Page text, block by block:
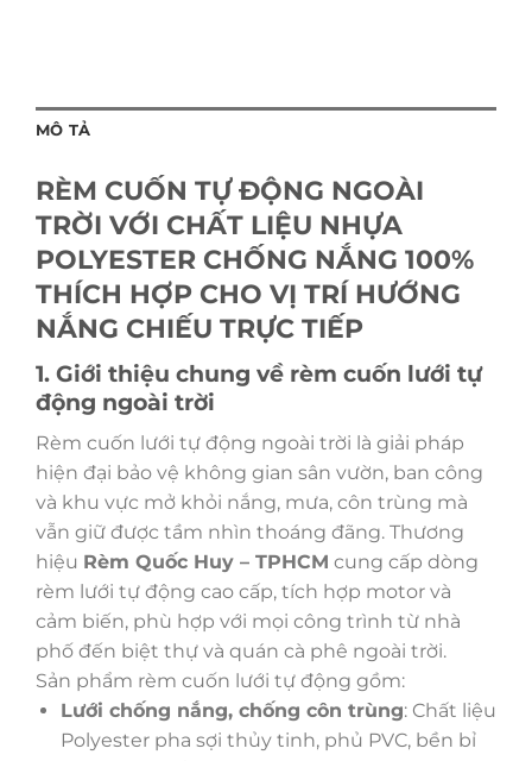
MÔ TẢ
RÈM CUỐN TỰ ĐỘNG NGOÀI
TRỜI VỚI CHẤT LIỆU NHỰA
POLYESTER CHỐNG NẮNG 100%
THÍCH HỢP CHO VỊ TRÍ HƯỚNG
NẮNG CHIẾU TRỰC TIẾP
1. Giới thiệu chung về rèm cuốn lưới tự
động ngoài trời
Rèm cuốn lưới tự động ngoài trời là giải pháp
hiện đại bảo vệ không gian sân vườn, ban công
và khu vực mở khỏi nắng, mưa, côn trùng mà
vẫn giữ được tầm nhìn thoáng đãng. Thương
hiệu Rèm Quốc Huy – TPHCM cung cấp dòng
rèm lưới tự động cao cấp, tích hợp motor và
cảm biến, phù hợp với mọi công trình từ nhà
phố đến biệt thự và quán cà phê ngoài trời.
Sản phẩm rèm cuốn lưới tự động gồm:
Lưới chống nắng, chống côn trùng: Chất liệu
Polyester pha sợi thủy tinh, phủ PVC, bền bỉ